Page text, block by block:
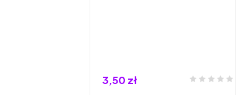
3,50 zł